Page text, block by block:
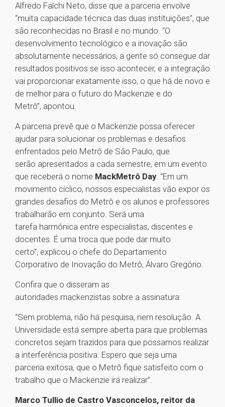
Alfredo Falchi Neto, disse que a parceria envolve
“muita capacidade técnica das duas instituições", que
são reconhecidas no Brasil e no mundo. “O
desenvolvimento tecnológico e a inovação são
absolutamente necessários, a gente só consegue dar
resultados positivos se isso acontecer, e a integração
vai proporcionar exatamente isso, o que há de novo e
de melhor para o futuro do Mackenzie e do
Metrô”, apontou.
A parceria prevê que o Mackenzie possa oferecer
ajudar para solucionar os problemas e desafios
enfrentados pelo Metrô de São Paulo, que
serão apresentados a cada semestre, em um evento
que receberá o nome MackMetrô Day. “Em um
movimento cíclico, nossos especialistas vão expor os
grandes desafios do Metrô e os alunos e professores
trabalharão em conjunto. Será uma
tarefa harmônica entre especialistas, discentes e
docentes. É uma troca que pode dar muito
certo”, explicou o chefe do Departamento
Corporativo de Inovação do Metrô, Álvaro Gregório.
Confira que o disseram as
autoridades mackenzistas sobre a assinatura:
“Sem problema, não há pesquisa, nem resolução. A
Universidade está sempre aberta para que problemas
concretos sejam trazidos para que possamos realizar
a interferência positiva. Espero que seja uma
parceria exitosa, que o Metrô fique satisfeito com o
trabalho que o Mackenzie irá realizar”.
Marco Tullio de Castro Vasconcelos, reitor da